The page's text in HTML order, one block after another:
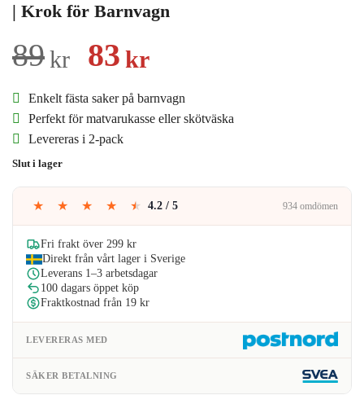
| Krok för Barnvagn
89kr
Det
ursprungliga
priset
var:
83 krDet
nuvarande
priset
Enkelt fästa saker på barnvagn
Perfekt för matvarukasse eller skötväska
Levereras i 2-pack
Slut i lager
★ ★ ★ ★ ★ 4.2 / 5 934 omdömen
Fri frakt över 299 kr
Direkt från vårt lager i Sverige
Leverans 1–3 arbetsdagar
100 dagars öppet köp
Fraktkostnad från 19 kr
LEVERERAS MED
SÄKER BETALNING